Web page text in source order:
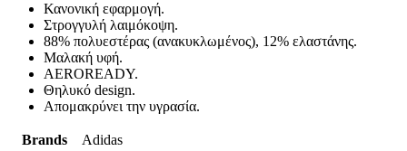
Κανονική εφαρμογή.
Στρογγυλή λαιμόκοψη.
88% πολυεστέρας (ανακυκλωμένος), 12% ελαστάνης.
Μαλακή υφή.
AEROREADY.
Θηλυκό design.
Απομακρύνει την υγρασία.
Brands
Adidas